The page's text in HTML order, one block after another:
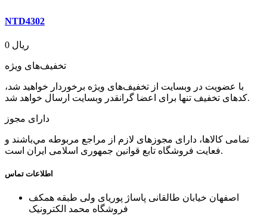
NTD4302
0 ریال
تخفیف‌های ویژه
با عضویت در وبسایت از تخفیف‌های ویژه برخوردار خواهید شد،
کدهای تخفیف تنها برای اعضا گرانقدر وبسایت ارسال خواهد شد.
دارای مجوز
تمامی كالاها، دارای مجوزهای لازم از مراجع مربوطه مي‌باشند و
فعایت فروشگاه تابع قوانين جمهوری اسلامی ايران است.
اطلاعات تماس
اصفهان خیابان طالقانی پاساژ پوریای ولی طبقه همکف
فروشگاه محمد الکترونیک